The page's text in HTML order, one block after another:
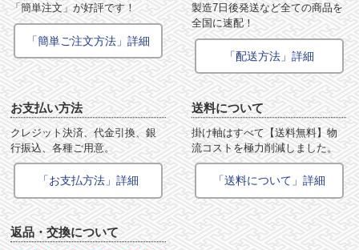
「簡単注文」が好評です！
「簡単ご注文方法」詳細
製造7日後発送など全ての商品を
全国に速配！
「配送方法」詳細
お支払い方法
クレジット決済、代金引換、銀
行振込、各種ご用意。
「お支払方法」詳細
送料について
掛け軸はすべて【送料無料】物
流コストを極力削減しました。
「送料について」詳細
返品・交換について